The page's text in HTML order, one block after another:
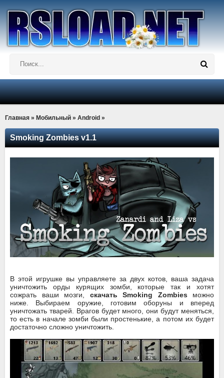
Главная » Мобильный » Android »
Smoking Zombies v1.1
В этой игрушке вы управляете за двух котов, ваша задача
уничтожить орды курящих зомби, которые так и хотят
сожрать ваши мозги, скачать Smoking Zombies можно
ниже. Выбираем оружие, готовим оборуны и вперед
уничтожать тварей. Врагов будет много, они будут меняться,
то есть в начале зомби были простенькие, а потом их будет
достаточно сложно уничтожить.